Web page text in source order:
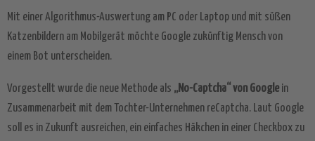
Mit einer Algorithmus-Auswertung am PC oder Laptop und mit süßen
Katzenbildern am Mobilgerät möchte Google zukünftig Mensch von
einem Bot unterscheiden.
Vorgestellt wurde die neue Methode als „No-Captcha“ von Google in
Zusammenarbeit mit dem Tochter-Unternehmen reCaptcha. Laut Google
soll es in Zukunft ausreichen, ein einfaches Häkchen in einer Checkbox zu